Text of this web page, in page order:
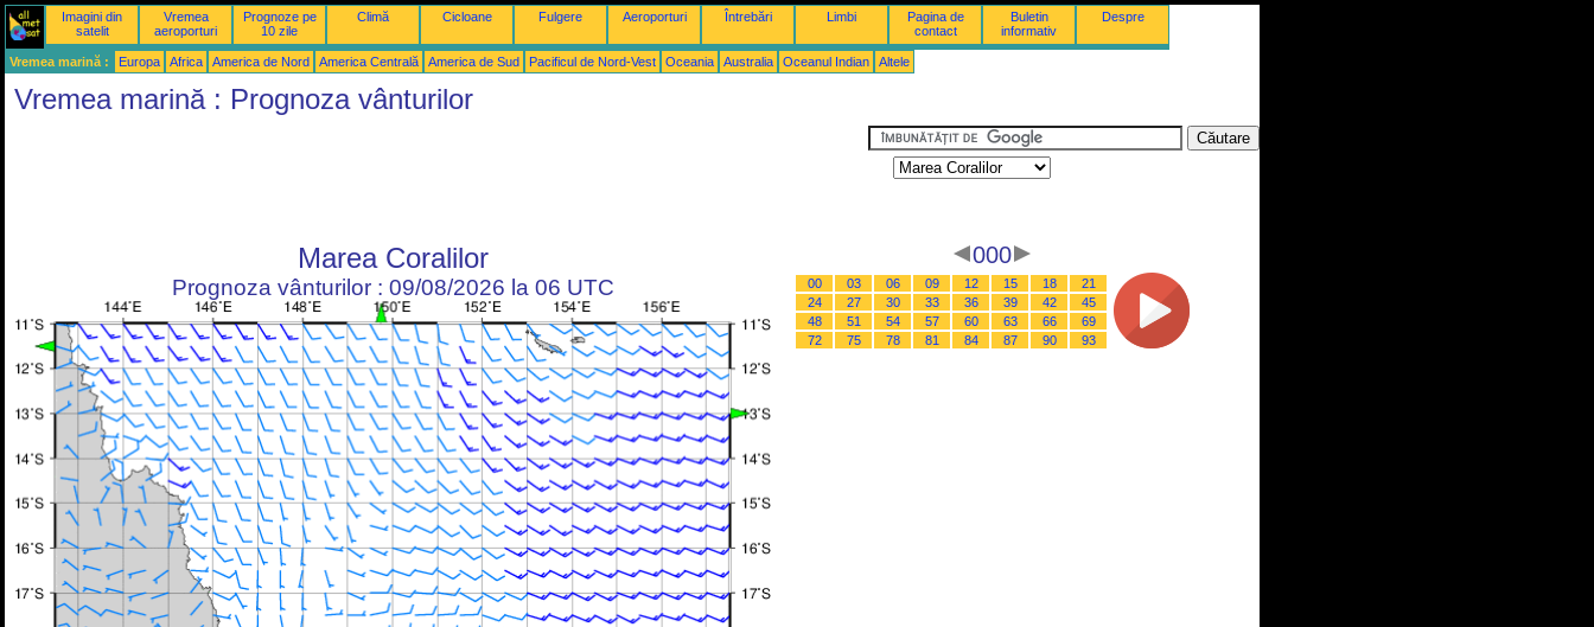
Imagini din
satelit
Vremea
aeroporturi
Prognoze pe
10 zile
Climă Cicloane Fulgere Aeroporturi Întrebări Limbi
Pagina de
contact
Buletin
informativ
Despre
Vremea marină : Europa Africa America de Nord America Centrală America de Sud Pacificul de Nord-Vest Oceania Australia Oceanul Indian Altele
Vremea marină : Prognoza vânturilor
Marea Coralilor
Prognoza vânturilor : 09/08/2026 la 06 UTC
000
00 03 06 09 12 15 18
21
24
27 30 33 36 39 42
45
48
51 54 57 60 63 66
69
72
75 78 81 84 87 90 93